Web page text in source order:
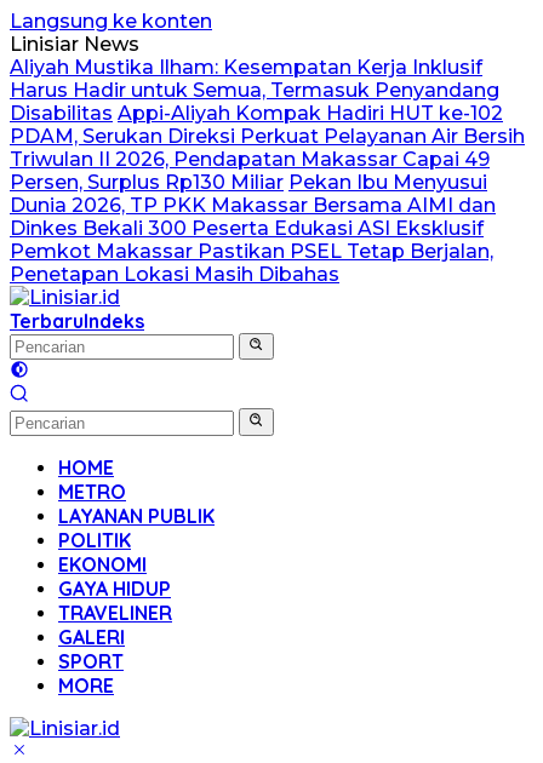
Langsung ke konten
Linisiar News
Aliyah Mustika Ilham: Kesempatan Kerja Inklusif
Harus Hadir untuk Semua, Termasuk Penyandang
Disabilitas Appi-Aliyah Kompak Hadiri HUT ke-102
PDAM, Serukan Direksi Perkuat Pelayanan Air Bersih
Triwulan II 2026, Pendapatan Makassar Capai 49
Persen, Surplus Rp130 Miliar Pekan Ibu Menyusui
Dunia 2026, TP PKK Makassar Bersama AIMI dan
Dinkes Bekali 300 Peserta Edukasi ASI Eksklusif
Pemkot Makassar Pastikan PSEL Tetap Berjalan,
Penetapan Lokasi Masih Dibahas
TerbaruIndeks
HOME
METRO
LAYANAN PUBLIK
POLITIK
EKONOMI
GAYA HIDUP
TRAVELINER
GALERI
SPORT
MORE